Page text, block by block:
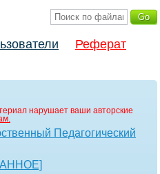
Реферат
нарушает ваши авторские
Педагогический